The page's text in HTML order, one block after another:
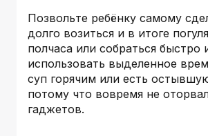
Позвольте ребёнку самому
долго возиться и в итоге
полчаса или собраться быстро
использовать выделенное
суп горячим или есть
потому что вовремя не
гаджетов.